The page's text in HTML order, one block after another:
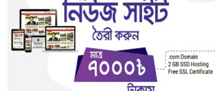
চালসহ যুবক আটক
ঝিনাইদহে আনারসের ট্রাকে থেকে
সাড়ে সাত কেজি গাঁজাসহ দুইজন
আটক